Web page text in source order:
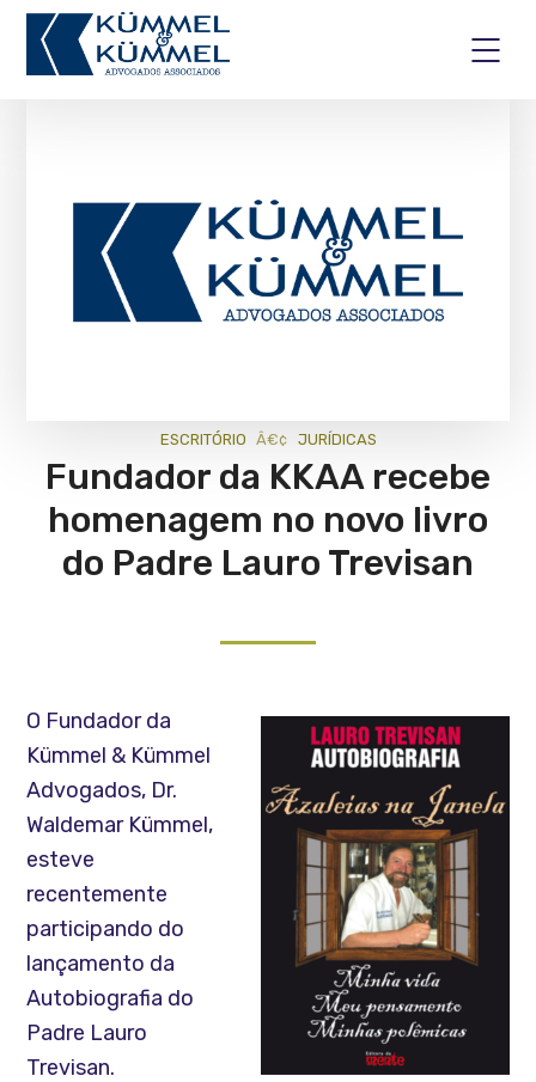
ESCRITÓRIO JURÍ­DICAS
Fundador da KKAA recebe
homenagem no novo livro
do Padre Lauro Trevisan
O Fundador da
Kümmel & Kümmel
Advogados, Dr.
Waldemar Kümmel,
esteve
recentemente
participando do
lançamento da
Autobiografia do
Padre Lauro
Trevisan.